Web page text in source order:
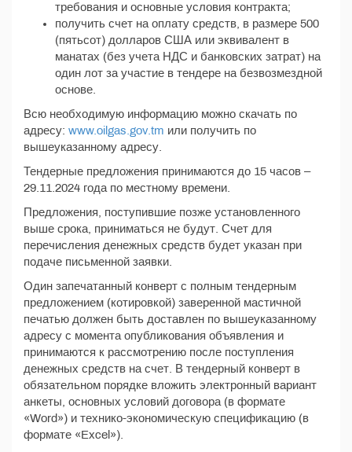
требования и основные условия контракта;
получить счет на оплату средств, в размере 500
(пятьсот) долларов США или эквивалент в
манатах (без учета НДС и банковских затрат) на
один лот за участие в тендере на безвозмездной
основе.
Всю необходимую информацию можно скачать по
адресу: www.oilgas.gov.tm или получить по
вышеуказанному адресу.
Тендерные предложения принимаются до 15 часов –
29.11.2024 года по местному времени.
Предложения, поступившие позже установленного
выше срока, приниматься не будут. Счет для
перечисления денежных средств будет указан при
подаче письменной заявки.
Один запечатанный конверт с полным тендерным
предложением (котировкой) заверенной мастичной
печатью должен быть доставлен по вышеуказанному
адресу с момента опубликования объявления и
принимаются к рассмотрению после поступления
денежных средств на счет. В тендерный конверт в
обязательном порядке вложить электронный вариант
анкеты, основных условий договора (в формате
«Word») и технико-экономическую спецификацию (в
формате «Excel»).